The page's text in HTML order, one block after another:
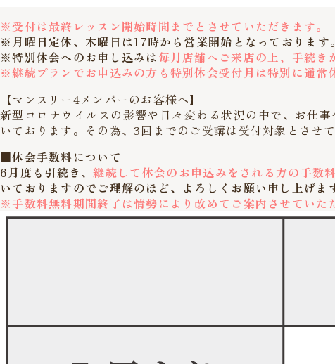
※受付は最終レッスン開始時間までとさせていただきます。
※月曜日定休、木曜日は17時から営業開始となっております
※特別休会へのお申し込みは毎月店舗へご来店の上、手続き
※継続プランでお申込みの方も特別休会受付月は特別に通常
【マンスリー4メンバーのお客様へ】
新型コロナウイルスの影響や日々変わる状況の中で、お仕
いております。その為、3回までのご受講は受付対象とさせ
■休会手数料について
6月度も引続き、継続して休会のお申込みをされる方の手数
いておりますのでご理解のほど、よろしくお願い申し上げま
※手数料無料期間終了は情勢により改めてご案内させていた